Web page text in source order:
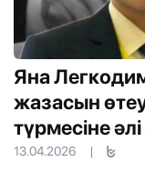
Яна
жазасын
түрмесіне
13.04.2026 |